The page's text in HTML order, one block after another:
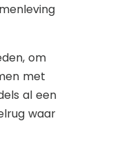
om
met
al een
waar